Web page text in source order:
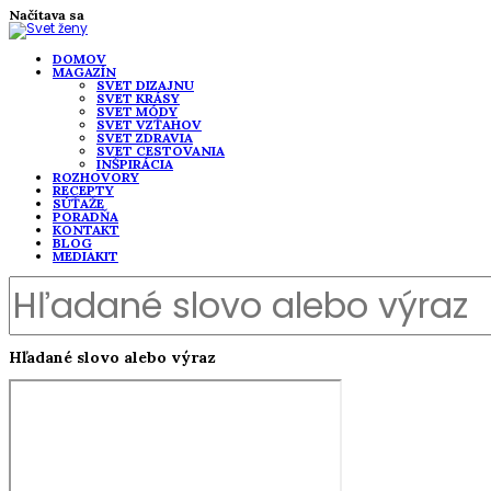
Načítava sa
DOMOV
MAGAZÍN
SVET DIZAJNU
SVET KRÁSY
SVET MÓDY
SVET VZŤAHOV
SVET ZDRAVIA
SVET CESTOVANIA
INŠPIRÁCIA
ROZHOVORY
RECEPTY
SÚŤAŽE
PORADŇA
KONTAKT
BLOG
MEDIAKIT
Hľadané slovo alebo výraz